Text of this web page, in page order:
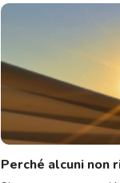
Perché alcuni non